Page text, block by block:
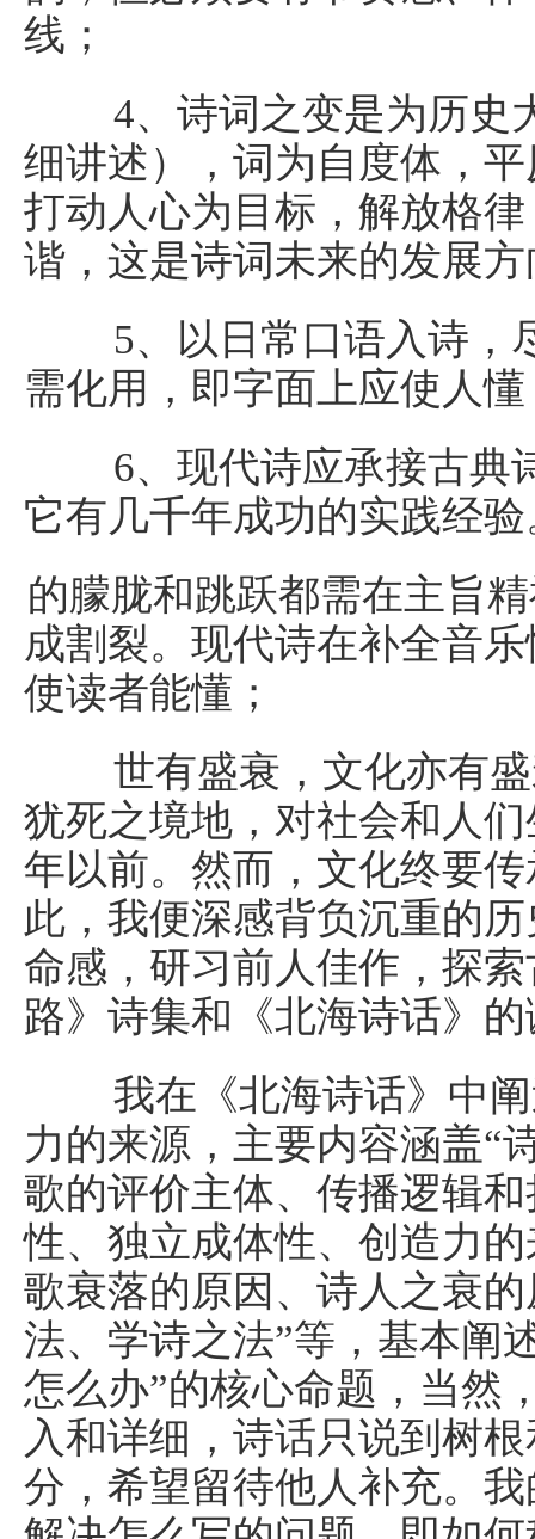
线；
4、诗词之变是为历史
细讲述），词为自度体，
打动人心为目标，解放格
谐，这是诗词未来的发展
5、以日常口语入诗，
需化用，即字面上应使人懂
6、现代诗应承接古典
它有几千年成功的实践经
的朦胧和跳跃都需在主旨
成割裂。现代诗在补全音
使读者能懂；
世有盛衰，文化亦有盛
犹死之境地，对社会和人
年以前。然而，文化终要
此，我便深感背负沉重的
命感，研习前人佳作，探
路》诗集和《北海诗话》
我在《北海诗话》中阐
力的来源，主要内容涵盖“
歌的评价主体、传播逻辑
性、独立成体性、创造力
歌衰落的原因、诗人之衰
法、学诗之法”等，基本阐
怎么办”的核心命题，当然
入和详细，诗话只说到树
分，希望留待他人补充。